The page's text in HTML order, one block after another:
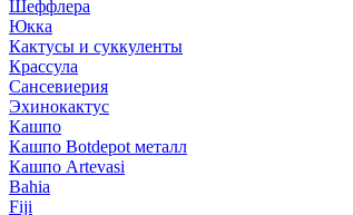
Шеффлера
Юкка
Кактусы и суккуленты
Крассула
Сансевиерия
Эхинокактус
Кашпо
Кашпо Botdepot металл
Кашпо Artevasi
Bahia
Fiji